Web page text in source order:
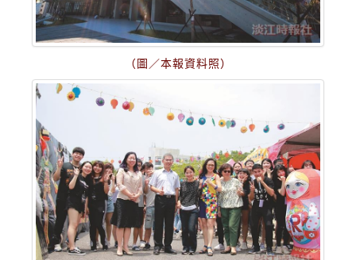
（圖／本報資料照）